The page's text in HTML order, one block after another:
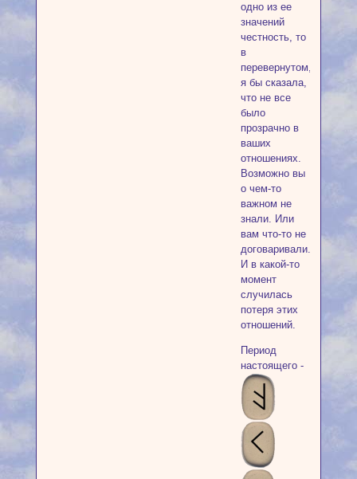
одно из ее
значений
честность, то
в
перевернутом,
я бы сказала,
что не все
было
прозрачно в
ваших
отношениях.
Возможно вы
о чем-то
важном не
знали. Или
вам что-то не
договаривали.
И в какой-то
момент
случилась
потеря этих
отношений.
Период
настоящего -